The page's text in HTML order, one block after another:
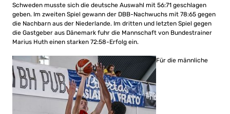
Schweden musste sich die deutsche Auswahl mit 56:71 geschlagen
geben. Im zweiten Spiel gewann der DBB-Nachwuchs mit 78:65 gegen
die Nachbarn aus der Niederlande. Im dritten und letzten Spiel gegen
die Gastgeber aus Dänemark fuhr die Mannschaft von Bundestrainer
Marius Huth einen starken 72:58-Erfolg ein.
Für die männliche